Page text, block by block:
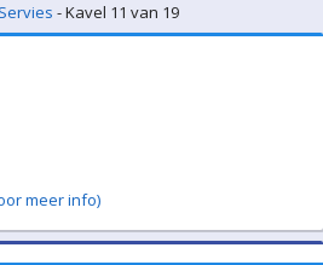
- Kavel 11 van 19
meer info)